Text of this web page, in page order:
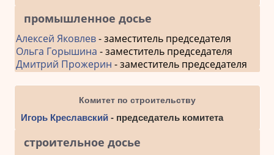
промышленное досье
Алексей Яковлев- заместитель председателя
Ольга Горышина - заместитель председателя
Дмитрий Прожерин - заместитель председателя
Комитет по строительству
Игорь Креславский - председатель комитета
строительное досье